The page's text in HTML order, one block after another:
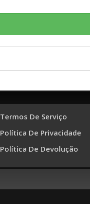
Termos De Serviço
Política De Privacidade
Política De Devolução